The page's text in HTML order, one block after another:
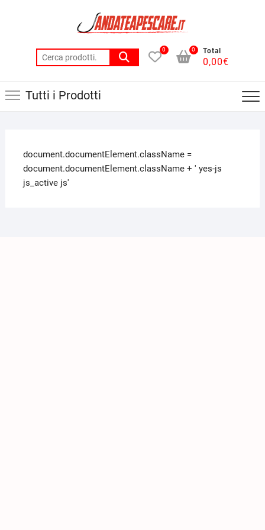
0 Total
0,00€
0
Tutti i Prodotti
document.documentElement.className =
document.documentElement.className + ' yes-js
js_active js'